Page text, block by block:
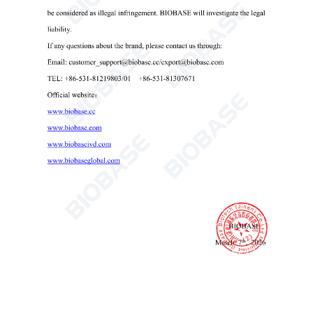
3. 호스: 길이 1.4m, 스테인리스 스틸 그물이 달린 PVC.
4. 분무기 헤드: 부드러운 고무, 눈 보호를 위한 연수 분
무기.
5. 방진 캡: 피피, 눈 세척기를 작동하면 자동으로 제거됩
니다.
7. 재질: 고광택 에폭시 파우더가 들어간 견고한 두꺼운
황동으로 화학물질, 자외선, 열에 강합니다.
패키지 크기(폭*깊이*높이)